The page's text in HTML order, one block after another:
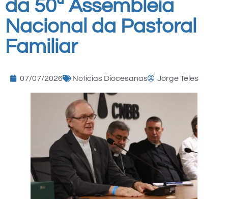
da 50ª Assembleia
Nacional da Pastoral
Familiar
07/07/2026 Notícias Diocesanas Jorge Teles